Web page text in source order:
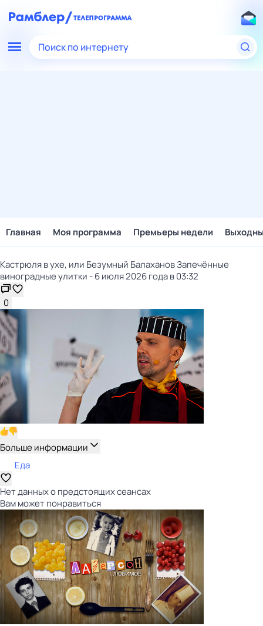
Поиск по интернету
Главная Моя программа Премьеры недели
Кастрюля в ухе, или Безумный Балаханов Запечённые
виноградные улитки - 6 июля 2026 года в 03:32
0
Больше информации
Еда
Нет данных о предстоящих сеансах
Вам может понравиться